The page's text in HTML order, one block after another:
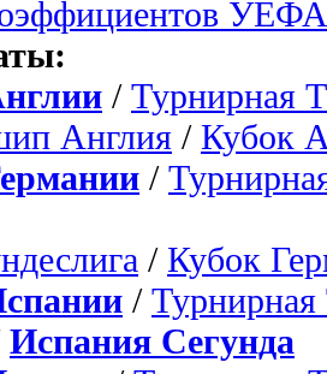
УЕФА
/ Турнирная
Англия / Кубок
/
/ Кубок
/ Турнирная
Испания Сегунда